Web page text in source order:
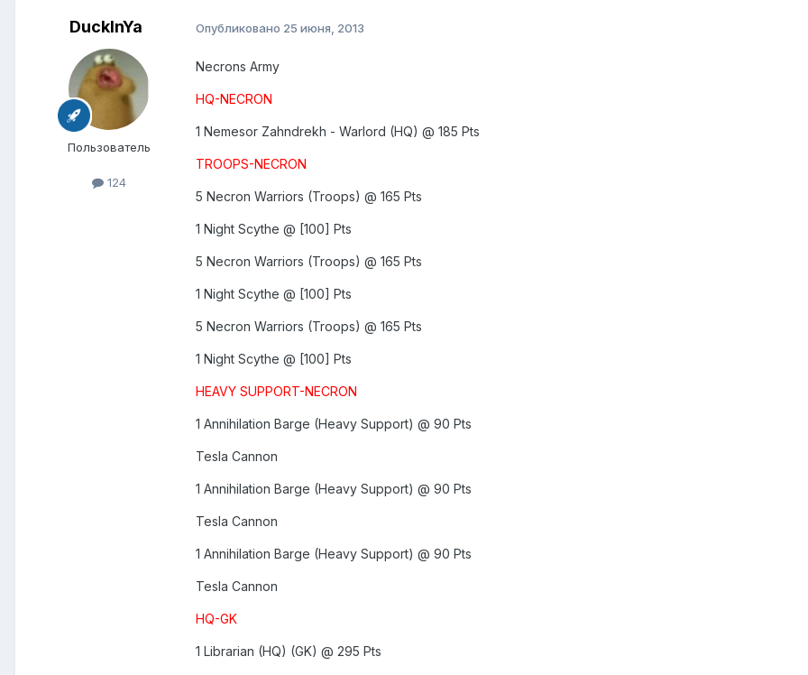
DuckInYa
Пользователь
124
Опубликовано 25 июня, 2013
Necrons Army
HQ-NECRON
1 Nemesor Zahndrekh - Warlord (HQ) @ 185 Pts
TROOPS-NECRON
5 Necron Warriors (Troops) @ 165 Pts
1 Night Scythe @ [100] Pts
5 Necron Warriors (Troops) @ 165 Pts
1 Night Scythe @ [100] Pts
5 Necron Warriors (Troops) @ 165 Pts
1 Night Scythe @ [100] Pts
HEAVY SUPPORT-NECRON
1 Annihilation Barge (Heavy Support) @ 90 Pts
Tesla Cannon
1 Annihilation Barge (Heavy Support) @ 90 Pts
Tesla Cannon
1 Annihilation Barge (Heavy Support) @ 90 Pts
Tesla Cannon
HQ-GK
1 Librarian (HQ) (GK) @ 295 Pts